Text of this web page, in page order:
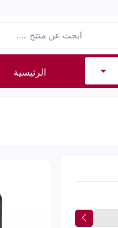
الرئيسية